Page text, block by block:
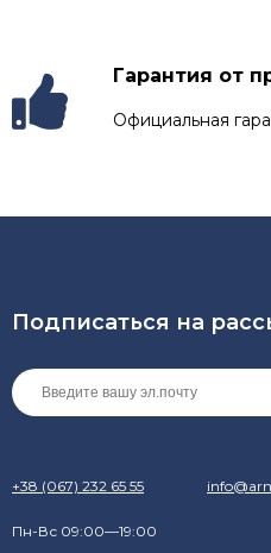
Гарантия от
Официальная
Подписаться на
+38 (067) 232 65 55
Пн-Вс 09:00—19:00